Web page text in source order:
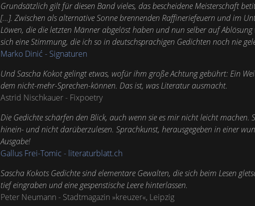
Grundsätzlich gilt für diesen Band vieles, das bescheidene Meisterschaft
[...]. Zwischen als alternative Sonne brennenden Raffineriefeuern und im
Löwen, die die letzten Männer abgelöst haben und nun selber auf
sich eine Stimmung, die ich so in deutschsprachigen Gedichten noch nie
Marko Dinić - Signaturen
Und Sascha Kokot gelingt etwas, wofür ihm große Achtung gebührt: Ein
dem nicht-mehr-Sprechen-können. Das ist, was Literatur ausmacht.
Astrid Nischkauer - Fixpoetry
Die Gedichte schärfen den Blick, auch wenn sie es mir nicht leicht machen.
hinein- und nicht darüberzulesen. Sprachkunst, herausgegeben in einer
Ausgabe!
Gallus Frei-Tomic - literaturblatt.ch
Sascha Kokots Gedichte sind elementare Gewalten, die sich beim Lesen
tief eingraben und eine gespenstische Leere hinterlassen.
Peter Neumann - Stadtmagazin »kreuzer«, Leipzig